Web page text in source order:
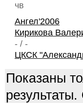
чв
Ангел'2006
Кирикова
- / -
ЦКСК
Показаны
результаты.